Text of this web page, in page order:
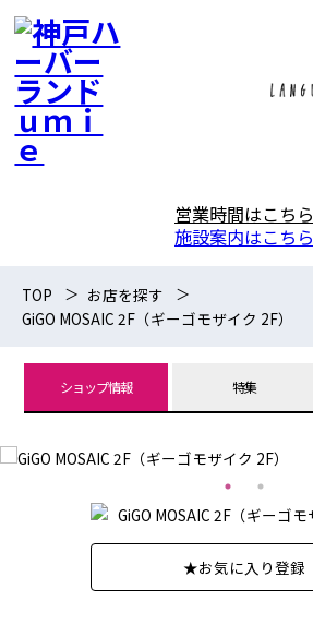
営業時間はこちら
施設案内はこちら
TOP
お店を探す
GiGO MOSAIC 2F（ギーゴモザイク 2F）
ショップ情報 特集
★お気に入り登録